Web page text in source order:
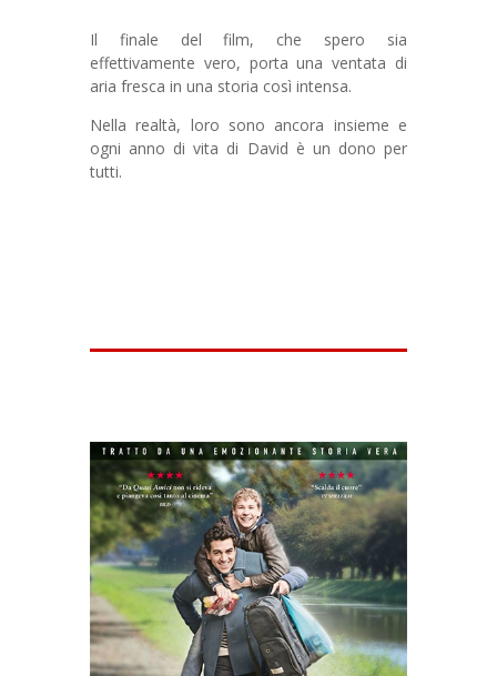
Il finale del film, che spero sia
effettivamente vero, porta una ventata di
aria fresca in una storia così intensa.
Nella realtà, loro sono ancora insieme e
ogni anno di vita di David è un dono per
tutti.